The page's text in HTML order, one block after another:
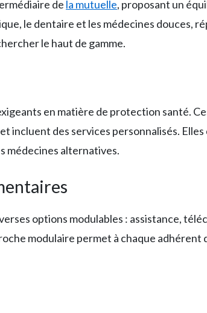
de la mutuelle, proposant un
le dentaire et les médecines douces,
le haut de gamme.
en matière de protection santé.
incluent des services personnalisés.
médecines alternatives.
options modulables : assistance,
modulaire permet à chaque